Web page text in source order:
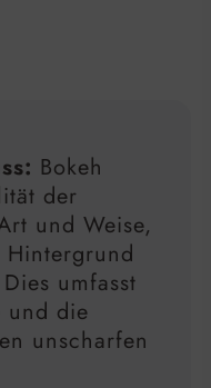
Bokeh
der
und Weise,
umfasst
und die
unscharfen